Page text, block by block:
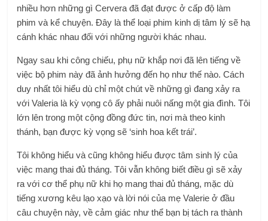
nhiều hơn những gì Cervera đã đạt được ở cấp độ làm
phim và kể chuyện. Đây là thể loại phim kinh dị tâm lý sẽ hạ
cánh khác nhau đối với những người khác nhau.
Ngay sau khi công chiếu, phụ nữ khắp nơi đã lên tiếng về
việc bộ phim này đã ảnh hưởng đến họ như thế nào. Cách
duy nhất tôi hiểu dù chỉ một chút về những gì đang xảy ra
với Valeria là kỳ vọng cô ấy phải nuôi nấng một gia đình. Tôi
lớn lên trong một cộng đồng đức tin, nơi mà theo kinh
thánh, bạn được kỳ vọng sẽ ‘sinh hoa kết trái’.
Tôi không hiểu và cũng không hiểu được tâm sinh lý của
việc mang thai đủ tháng. Tôi vẫn không biết điều gì sẽ xảy
ra với cơ thể phụ nữ khi họ mang thai đủ tháng, mặc dù
tiếng xương kêu lạo xạo và lời nói của mẹ Valerie ở đầu
câu chuyện này, về cảm giác như thể bạn bị tách ra thành